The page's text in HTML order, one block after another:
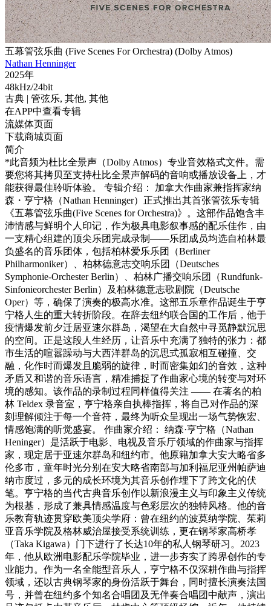
五幕管弦乐曲 (Five Scenes For Orchestra) (Dolby Atmos)
Nathan Henninger
2025年
48kHz/24bit
古典 | 管弦乐, 其他, 其他
在APP中查看专辑
流媒体页面
下载商城页面
简介
*此音频为杜比全景声（Dolby Atmos）专业音效格式文件。需
要您将其拷贝至支持杜比全景声解码的音响或播放设备上，才
能获得最佳聆听体验。 专辑介绍： 加拿大作曲家兼指挥家纳
森・亨宁格（Nathan Henninger）正式推出其首张管弦乐专辑
《五幕管弦乐曲(Five Scenes for Orchestra)》。这部作品饱含丰
沛情感与鲜明个人印记，作为极具电影叙事感的配乐佳作，由
一支精心组建的顶尖乐团完成录制——乐团成员均选自柏林最
负盛名的音乐团体，包括柏林爱乐乐团（Berliner
Philharmoniker）、柏林德意志交响乐团（Deutsches
Symphonie-Orchester Berlin）、柏林广播交响乐团（Rundfunk-
Sinfonieorchester Berlin）及柏林德意志歌剧院（Deutsche
Oper）等，确保了演奏的极高水准。这部五乐章作品诞生于亨
宁格人生的重大转折阶段。在辞去纽约联合国的工作后，他于
疫情爆发前夕迁居亚速尔群岛，渴望在大自然中寻觅静默沉思
的空间。正是这段人生经历，让音乐中充满了独特的张力：都
市生活的喧嚣躁动与大西洋群岛的沉思式孤寂相互碰撞、交
融，化作时而爆发且脆弱的旋律，时而密集如幻的音效，这种
矛盾又和谐的音乐语言，精准捕捉了作曲家心境的转变与对环
境的感知。该作品的录制过程同样值得关注 —— 在著名的柏
林 Teldex 录音室，亨宁格亲自执棒指挥，将自己对作品的深
刻理解倾注于每一个音符，最终为听众呈现出一场气势恢宏、
情感饱满的听觉盛宴。 作曲家介绍： 纳森·亨宁格（Nathan
Heninger）是活跃于电影、电视及音乐厅领域的作曲家与指挥
家，现定居于亚速尔群岛和纽约市。他原籍加拿大安大略省多
伦多市，童年时光分别在安大略省南部与加利福尼亚州帕萨迪
纳市度过，多元的成长环境为其音乐创作埋下了跨文化的伏
笔。亨宁格的当代古典音乐创作以新浪漫主义与印象主义传统
为根基，形成了兼具情感温度与色彩层次的独特风格。他的音
乐教育轨迹贯穿欧美顶尖学府：曾在纽约的波莫纳学院、茱莉
亚音乐学院及格林威治屋接受系统训练，更在钢琴家高桥孝
（Taka Kigawa）门下进行了长达10年的私人钢琴研习。2023
年，他从欧洲电影配乐学院毕业，进一步夯实了跨界创作的专
业能力。作为一名全能型音乐人，亨宁格不仅深耕作曲与指挥
领域，还以古典钢琴家的身份活跃于舞台，同时擅长演奏法国
号，并曾在纽约多个知名合唱团及无伴奏合唱团中献声，演出